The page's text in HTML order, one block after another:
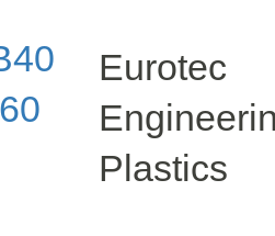
Eurotec
Plastics